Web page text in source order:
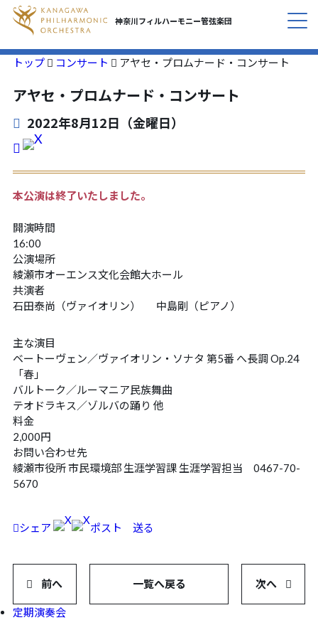
神奈川フィルハーモニー管弦楽団
コンサート CONCERT
活動紹介
応援する SUPPORT
定期会員のご案内
お知らせ NEWS
チケット購入 TICKET
チケットの購入方法
演奏会アーカイブ
サイトポリシー 応援マスコット「ブルーダル」
トップ コンサート アヤセ・プロムナード・コンサート
アヤセ・プロムナード・コンサート
2022年8月12日（金曜日）
本公演は終了いたしました。
開演時間
16:00
公演場所
綾瀬市オーエンス文化会館大ホール
共演者
石田泰尚（ヴァイオリン）
中島剛（ピアノ）
主な演目
ベートーヴェン／ヴァイオリン・ソナタ 第5番 へ長調 Op.24
「春」
バルトーク／ルーマニア民族舞曲
テオドラキス／ゾルバの踊り 他
料金
2,000円
お問い合わせ先
綾瀬市役所 市民環境部 生涯学習課 生涯学習担当 0467-70-
5670
シェア ポスト 送る
前へ 一覧へ戻る 次へ
定期演奏会